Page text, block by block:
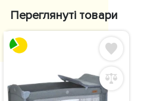
Переглянуті товари